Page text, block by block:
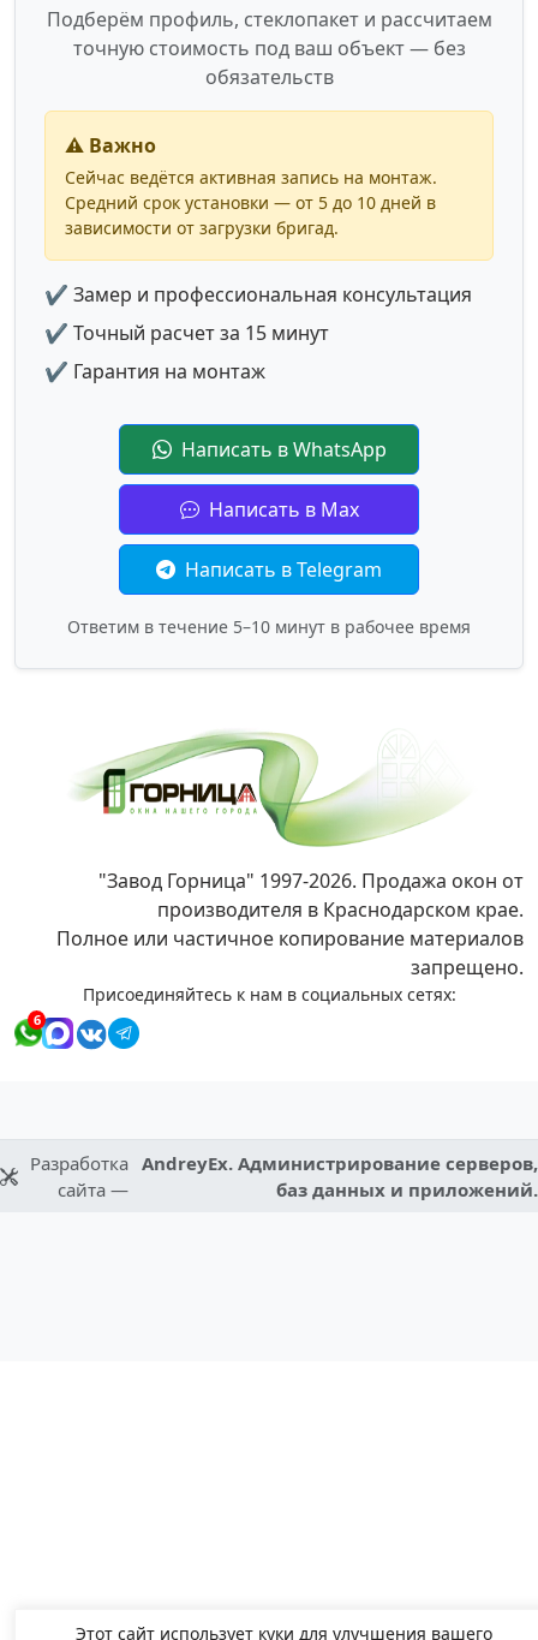
Этот сайт использует куки для улучшения вашего
Подберём профиль, стеклопакет и рассчитаем
точную стоимость под ваш объект — без
обязательств
⚠️ Важно
Сейчас ведётся активная запись на монтаж.
Средний срок установки — от 5 до 10 дней в
зависимости от загрузки бригад.
✔ Замер и профессиональная консультация
✔ Точный расчет за 15 минут
✔ Гарантия на монтаж
Написать в WhatsApp
Написать в Max
Написать в Telegram
Ответим в течение 5–10 минут в рабочее время
"Завод Горница" 1997-2026. Продажа окон от
производителя в Краснодарском крае.
Полное или частичное копирование материалов
запрещено.
Присоединяйтесь к нам в социальных сетях:
6
Разработка
сайта —
AndreyEx. Администрирование серверов,
баз данных и приложений.